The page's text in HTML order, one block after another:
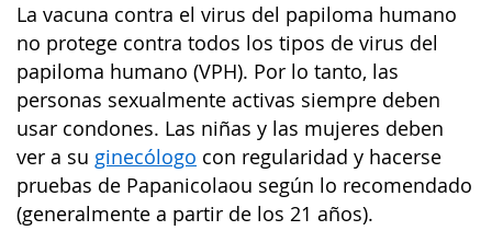
La vacuna contra el virus del papiloma humano
no protege contra todos los tipos de virus del
papiloma humano (VPH). Por lo tanto, las
personas sexualmente activas siempre deben
usar condones. Las niñas y las mujeres deben
ver a su ginecólogo con regularidad y hacerse
pruebas de Papanicolaou según lo recomendado
(generalmente a partir de los 21 años).